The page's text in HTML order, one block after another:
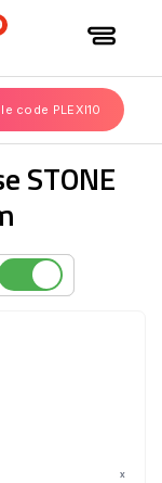
code PLEXI10
STONE
X